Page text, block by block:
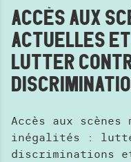
ACCÈS AUX
ACTUELLES
LUTTER
Accès aux
inégalités :
discriminations